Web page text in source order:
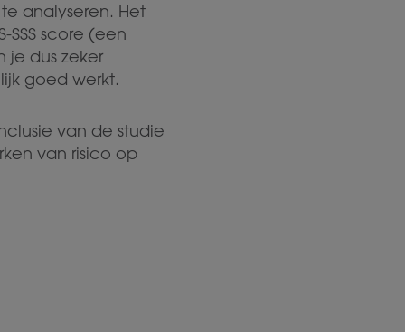
analyseren. Het
score (een
je dus zeker
goed werkt.
van de studie
van risico op